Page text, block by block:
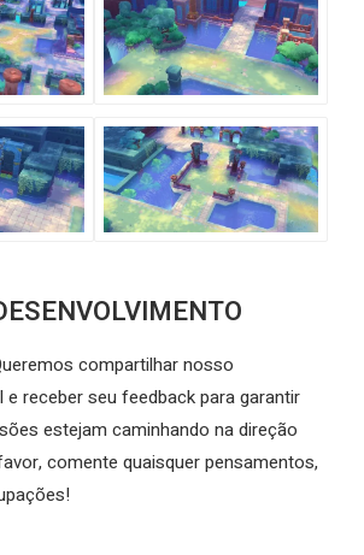
compartilhar nosso
receber seu feedback para garantir
estejam caminhando na direção
comente quaisquer pensamentos,